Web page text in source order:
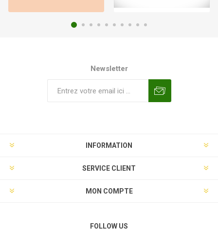
Newsletter
INFORMATION
SERVICE CLIENT
MON COMPTE
FOLLOW US